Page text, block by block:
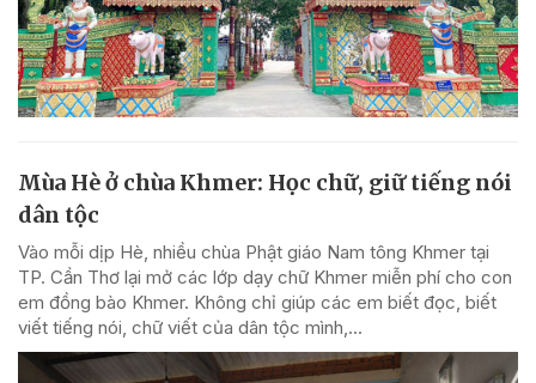
Mùa Hè ở chùa Khmer: Học chữ, giữ tiếng nói
dân tộc
Vào mỗi dịp Hè, nhiều chùa Phật giáo Nam tông Khmer tại
TP. Cần Thơ lại mở các lớp dạy chữ Khmer miễn phí cho con
em đồng bào Khmer. Không chỉ giúp các em biết đọc, biết
viết tiếng nói, chữ viết của dân tộc mình,...